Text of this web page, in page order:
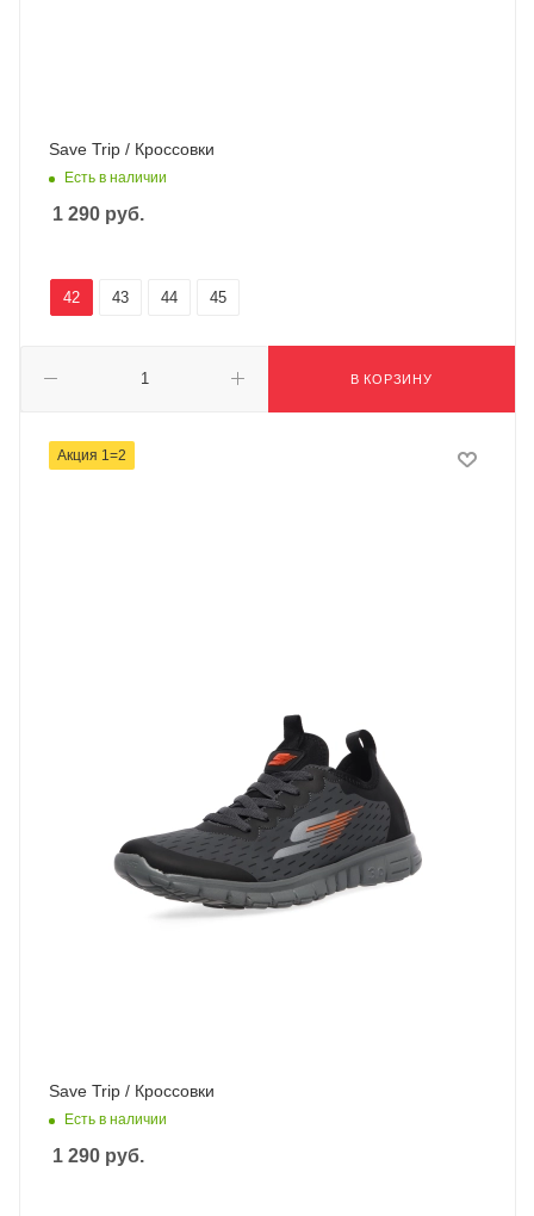
Save Trip / Кроссовки
Есть в наличии
1 290 руб.
В КОРЗИНУ
42 43 44 45
Акция 1=2
Save Trip / Кроссовки
Есть в наличии
1 290 руб.